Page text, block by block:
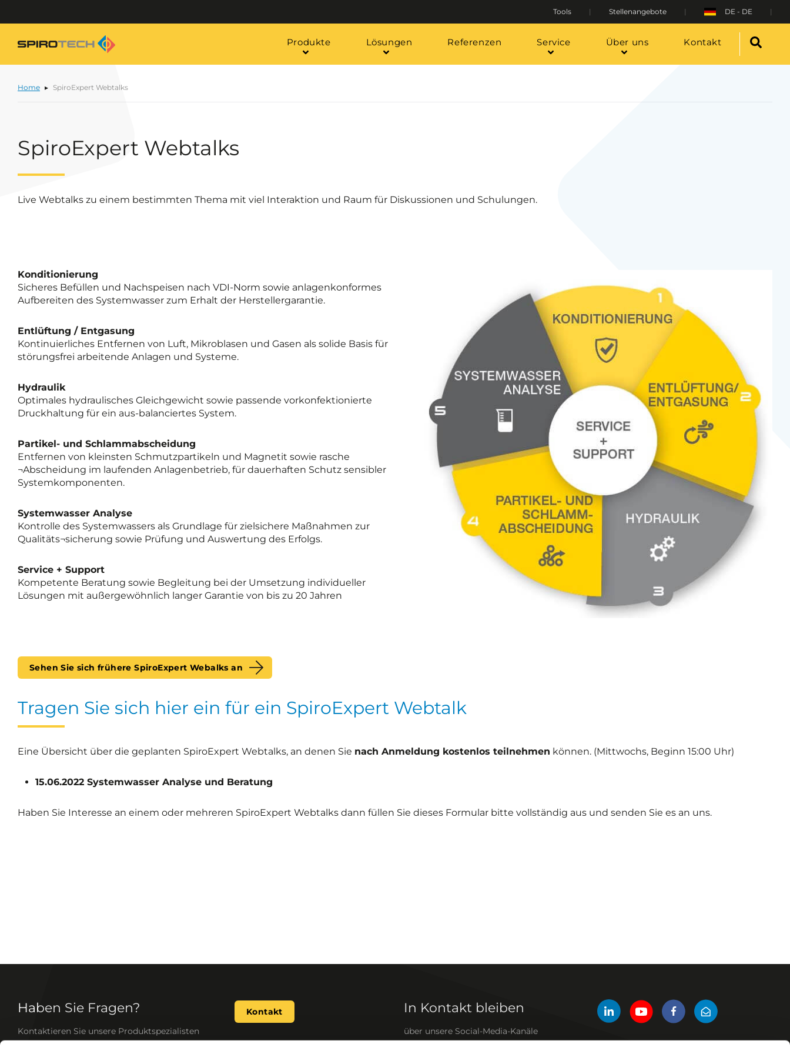
Tools Stellenangebote DE - DE
Produkte Lösungen Referenzen Service Über uns Kontakt
Home SpiroExpert Webtalks
SpiroExpert Webtalks
Live Webtalks zu einem bestimmten Thema mit viel Interaktion und Raum für Diskussionen und Schulungen.
Konditionierung
Sicheres Befüllen und Nachspeisen nach VDI-Norm sowie anlagenkonformes
Aufbereiten des Systemwasser zum Erhalt der Herstellergarantie.
Entlüftung / Entgasung
Kontinuierliches Entfernen von Luft, Mikroblasen und Gasen als solide Basis für
störungsfrei arbeitende Anlagen und Systeme.
Hydraulik
Optimales hydraulisches Gleichgewicht sowie passende vorkonfektionierte
Druckhaltung für ein aus-balanciertes System.
Partikel- und Schlammabscheidung
Entfernen von kleinsten Schmutzpartikeln und Magnetit sowie rasche
¬Abscheidung im laufenden Anlagenbetrieb, für dauerhaften Schutz sensibler
Systemkomponenten.
Systemwasser Analyse
Kontrolle des Systemwassers als Grundlage für zielsichere Maßnahmen zur
Qualitäts¬sicherung sowie Prüfung und Auswertung des Erfolgs.
Service + Support
Kompetente Beratung sowie Begleitung bei der Umsetzung individueller
Lösungen mit außergewöhnlich langer Garantie von bis zu 20 Jahren
Sehen Sie sich frühere SpiroExpert Webalks an
Tragen Sie sich hier ein für ein SpiroExpert Webtalk
Eine Übersicht über die geplanten SpiroExpert Webtalks, an denen Sie nach Anmeldung kostenlos teilnehmen können. (Mittwochs, Beginn 15:00 Uhr)
15.06.2022 Systemwasser Analyse und Beratung
Haben Sie Interesse an einem oder mehreren SpiroExpert Webtalks dann füllen Sie dieses Formular bitte vollständig aus und senden Sie es an uns.
Haben Sie Fragen?
Kontaktieren Sie unsere Produktspezialisten
Kontakt In Kontakt bleiben
über unsere Social-Media-Kanäle